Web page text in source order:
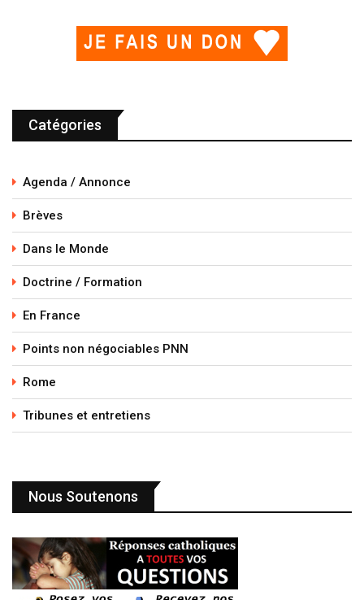
Catégories
Agenda / Annonce
Brèves
Dans le Monde
Doctrine / Formation
En France
Points non négociables PNN
Rome
Tribunes et entretiens
Nous Soutenons